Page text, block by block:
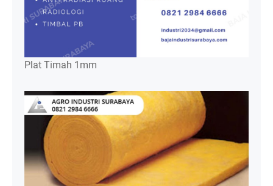
Plat Timah 1mm